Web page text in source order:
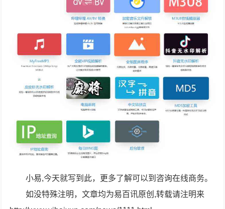
小易,今天就写到此，更多了解可以到咨询在线商务。
如没特殊注明，文章均为易百讯原创,转载请注明来